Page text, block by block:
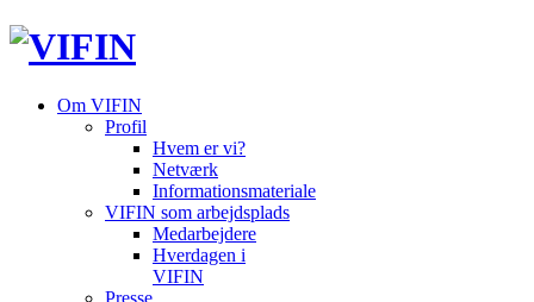
Om VIFIN
Profil
Hvem er vi?
Netværk
Informationsmateriale
VIFIN som arbejdsplads
Medarbejdere
Hverdagen i
VIFIN
Presse